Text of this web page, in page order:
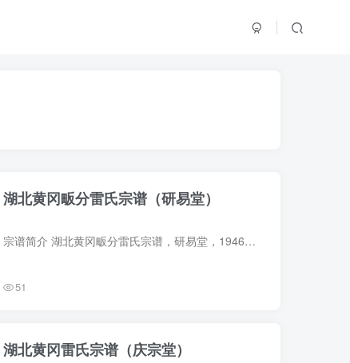
湖北黄冈畈分雷氏宗谱（研易堂）
宗谱简介 湖北黄冈畈分雷氏宗谱，研易堂，1946年（民国35年）雷锡寿、雷锡琢纂修，7册。部分页面破损。始祖雷道星，明初由江西饶州府余干县瓦清坝迁湖北黄冈李家集南二里刘家沙洲。始迁祖五世雷...
51
湖北黄冈雷氏宗谱（庆宗堂）